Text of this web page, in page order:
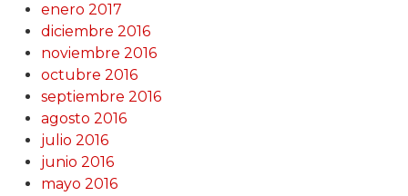
enero 2017
diciembre 2016
noviembre 2016
octubre 2016
septiembre 2016
agosto 2016
julio 2016
junio 2016
mayo 2016